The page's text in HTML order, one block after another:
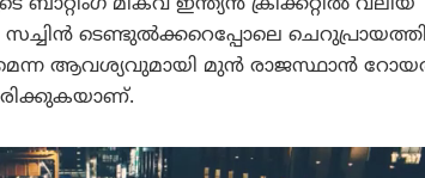
ടെണ്ടുൽക്കറെപ്പോലെ
ആവശ്യവുമായി മുൻ രാജസ്ഥാൻ